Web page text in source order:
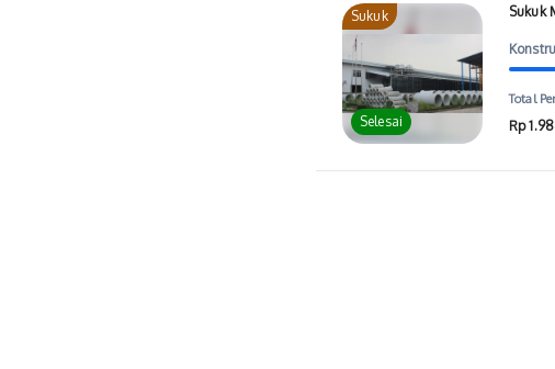
Sukuk
Selesai
Sukuk
Total
Rp